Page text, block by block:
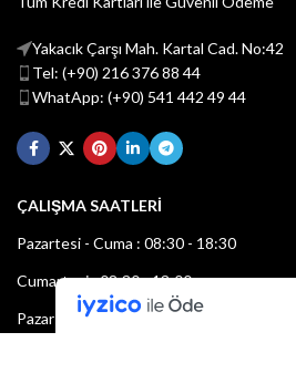
Yakacık Çarşı Mah. Kartal Cad. No:42
Tel: (+90) 216 376 88 44
WhatApp: (+90) 541 442 49 44
ÇALIŞMA SAATLERİ
Pazartesi - Cuma : 08:30 - 18:30
Cumartesi : 08:30 - 13:00
Pazar: Kapalı